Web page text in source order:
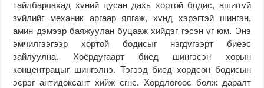
тайлбарлахад хvний цусан дахь хортой бодис, ашиггvй
зvйлийг механик аргаар ялгаж, хvнд хэрэгтэй шингэн,
амин дэмээр баяжуулан буцааж хийдэг гэсэн vг юм. Энэ
эмчилгээгээр хортой бодисыг нэгдvгээрт биеэс
зайлуулна. Хоёрдугаарт биед шингэсэн хорын
концентрацыг шингэлнэ. Тэгээд биед хордсон бодисын
эсрэг антидоксант хийж єгнє. Хордлогоос болж даралт